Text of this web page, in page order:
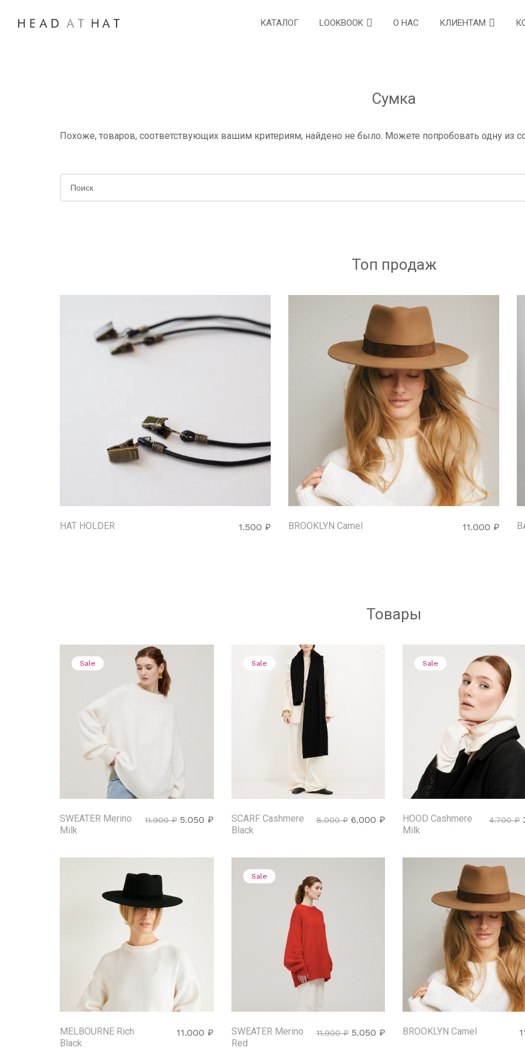
навигацию
контент
КАТАЛОГ LOOKBOOK О НАС КЛИЕНТАМ
сумка
Похоже, товаров, соответствующих вашим критериям, найдено не было. Можете попробовать одну из
запросу:
Топ продаж
HAT HOLDER 1.500 ₽ BROOKLYN Camel 11.000 ₽
Товары
Sale
SWEATER Merino
Milk
11.900₽ 5.050 ₽
Sale
SCARF Сashmere
Black
8.000₽ 6.000 ₽
Sale
HOOD Cashmere
Milk
4.700₽
MELBOURNE Rich
Black
11.000 ₽
Sale
SWEATER Merino
Red
11.900₽ 5.050 ₽ BROOKLYN Camel